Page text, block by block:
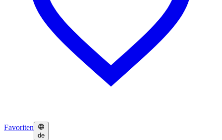
Favoriten
de